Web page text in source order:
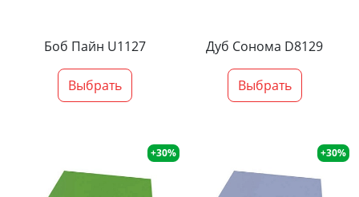
Боб Пайн U1127
Выбрать
Дуб Сонома D8129
Выбрать
+30% +30%